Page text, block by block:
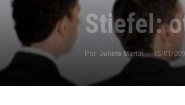
Stiefel:
Por Julieta Martín - 15/01/